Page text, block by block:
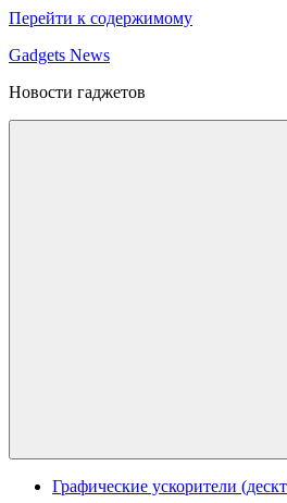
Перейти к содержимому
Gadgets News
Новости гаджетов
Графические ускорители